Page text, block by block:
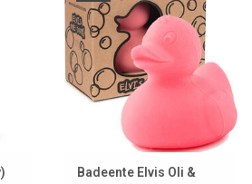
Badeente Elvis Oli &